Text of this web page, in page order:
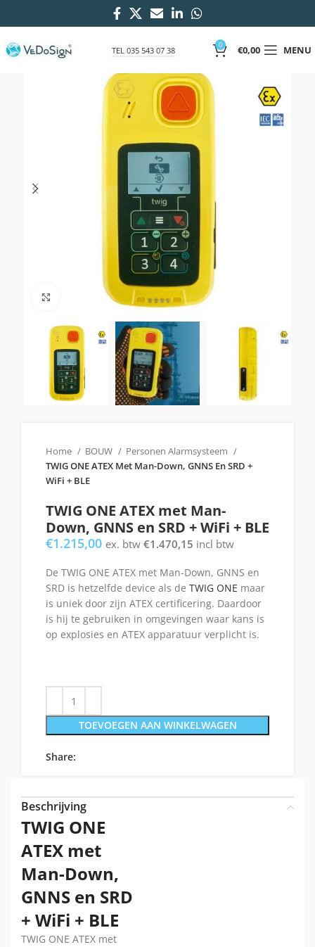
TEL 035 543 07 38
0 €0,00 MENU
Click to enlarge
Home BOUW
Personen Alarmsysteem
TWIG ONE ATEX Met Man-Down, GNNS En SRD +
WiFi + BLE
TWIG ONE ATEX met Man-
Down, GNNS en SRD + WiFi + BLE
€1.215,00 ex. btw €1.470,15 incl btw
De TWIG ONE ATEX met Man-Down, GNNS en
SRD is hetzelfde device als de TWIG ONE maar
is uniek door zijn ATEX certificering. Daardoor
is hij te gebruiken in omgevingen waar kans is
op explosies en ATEX apparatuur verplicht is.
TOEVOEGEN AAN WINKELWAGEN
Share:
Beschrijving
TWIG ONE
ATEX met
Man-Down,
GNNS en SRD
+ WiFi + BLE
TWIG ONE ATEX met